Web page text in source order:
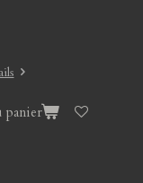
panier